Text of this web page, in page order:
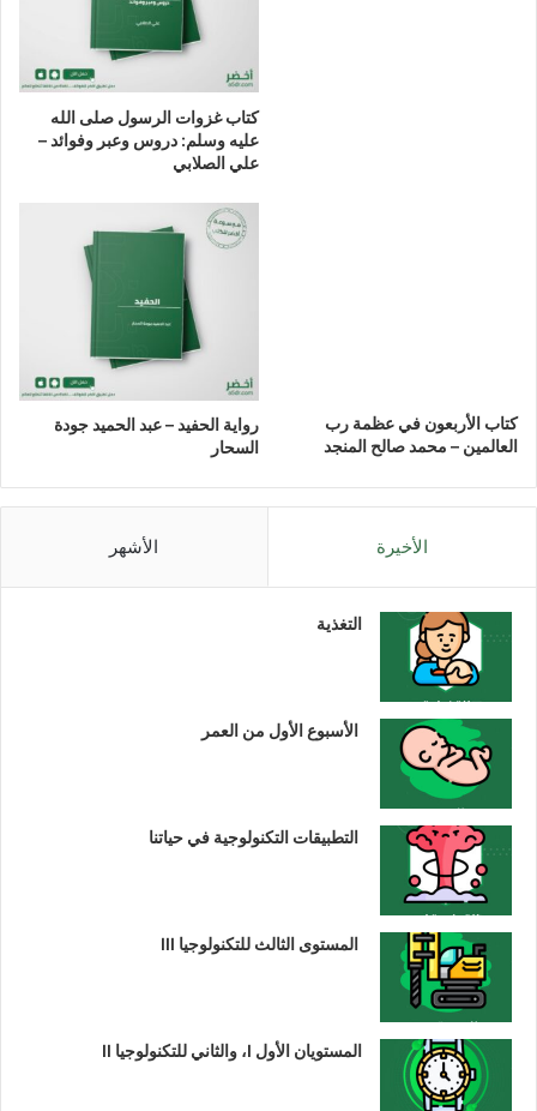
كتاب غزوات الرسول صلى الله
عليه وسلم: دروس وعبر وفوائد –
علي الصلابي
كتاب الأربعون في عظمة رب
العالمين – محمد صالح المنجد
رواية الحفيد – عبد الحميد جودة
السحار
الأخيرة الأشهر
التغذية
الأسبوع الأول من العمر
التطبيقات التكنولوجية في حياتنا
المستوى الثالث للتكنولوجيا III
المستويان الأول I، والثاني للتكنولوجيا II